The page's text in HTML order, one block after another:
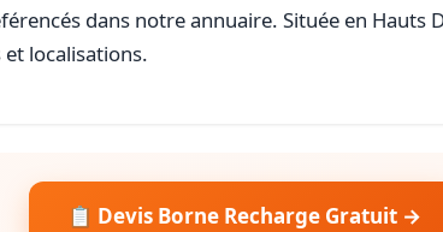
dans notre annuaire. Située en Hauts
localisations.
📋 Devis Borne Recharge Gratuit →